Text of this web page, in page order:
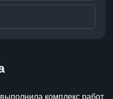
комплекс работ